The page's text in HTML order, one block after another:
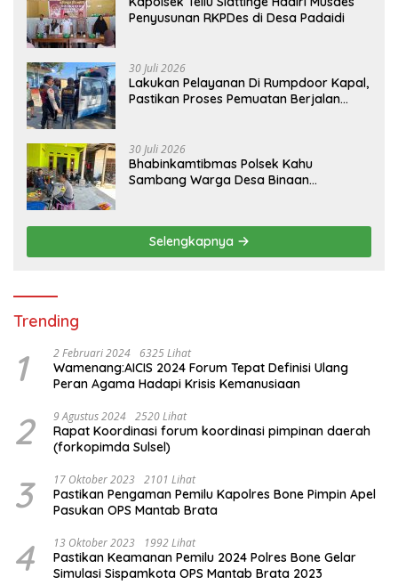
Penyusunan RKPDes di Desa Padaidi
30 Juli 2026
Lakukan Pelayanan Di Rumpdoor Kapal,
Pastikan Proses Pemuatan Berjalan
30 Juli 2026
Bhabinkamtibmas Polsek Kahu
Sambang Warga Desa Binaan
Selengkapnya
Trending
1 2 Februari 2024 6325 Lihat
Wamenang:AICIS 2024 Forum Tepat Definisi Ulang
Peran Agama Hadapi Krisis Kemanusiaan
2 9 Agustus 2024 2520 Lihat
Rapat Koordinasi forum koordinasi pimpinan daerah
(forkopimda Sulsel)
3 17 Oktober 2023 2101 Lihat
Pastikan Pengaman Pemilu Kapolres Bone Pimpin Apel
Pasukan OPS Mantab Brata
4 13 Oktober 2023 1992 Lihat
Pastikan Keamanan Pemilu 2024 Polres Bone Gelar
Simulasi Sispamkota OPS Mantab Brata 2023